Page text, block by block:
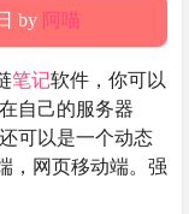
by 阿喵
笔记软件，你可以
自己的服务器
可以是一个动态
，网页移动端。强